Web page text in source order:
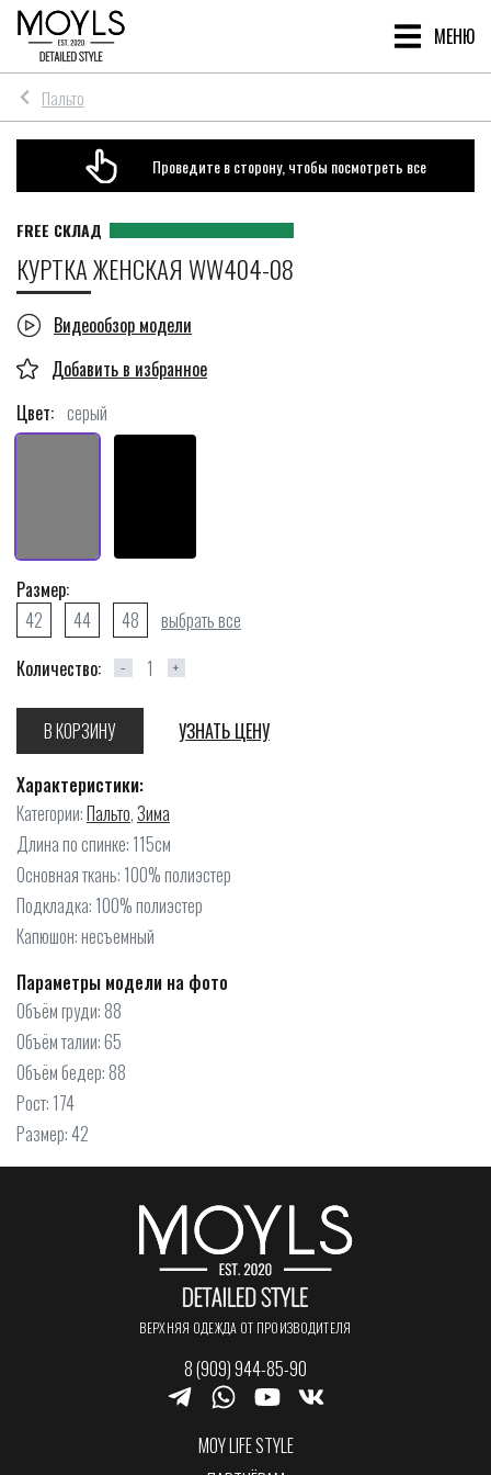
МЕНЮ
Пальто
Проведите в сторону, чтобы посмотреть все
КУРТКА ЖЕНСКАЯ WW404-08
Видеообзор модели
Цвет: серый
Размер:
42
44 48
выбрать все
Количество:
− +
В КОРЗИНУ УЗНАТЬ ЦЕНУ
Характеристики:
Категории:Пальто,Зима
Длина по спинке: 115см
Основная ткань: 100% полиэстер
Подкладка: 100% полиэстер
Капюшон: несъемный
Параметры модели на фото
Объём груди: 88
Объём талии: 65
Объём бедер: 88
Рост: 174
Размер: 42
ВЕРХНЯЯ ОДЕЖДА ОТ ПРОИЗВОДИТЕЛЯ
8 (909) 944-85-90
MOY LIFE STYLE